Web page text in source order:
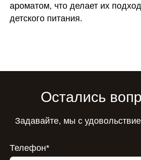
ароматом, что делает их
детского питания.
Остались
Задавайте, мы с
Телефон*